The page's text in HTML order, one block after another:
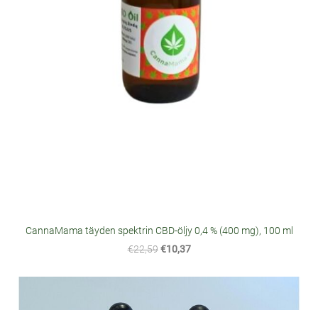
CannaMama täyden spektrin CBD-öljy 0,4 % (400 mg), 100 ml
€22,59 €10,37